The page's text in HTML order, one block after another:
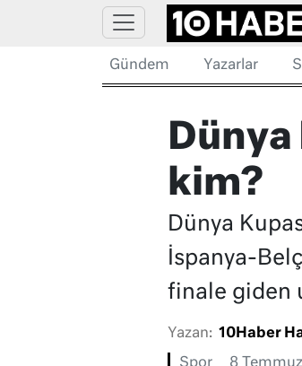
Gündem Yazarlar
kim?
Dünya
İspanya-
finale giden
Yazan: 10Haber